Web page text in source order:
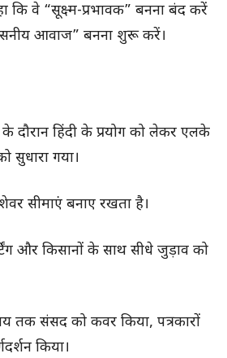
कि वे “सूक्ष्म-प्रभावक” बनना बंद करें
आवाज” बनना शुरू करें।
दौरान हिंदी के प्रयोग को लेकर एलके
सुधारा गया।
सीमाएं बनाए रखता है।
और किसानों के साथ सीधे जुड़ाव को
तक संसद को कवर किया, पत्रकारों
किया।